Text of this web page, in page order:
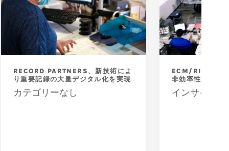
RECORD PARTNERS、新技術によ
り重要記録の大量デジタル化を実現
カテゴリーなし
ECM/RIMワー
非効率性がもた
インサイト